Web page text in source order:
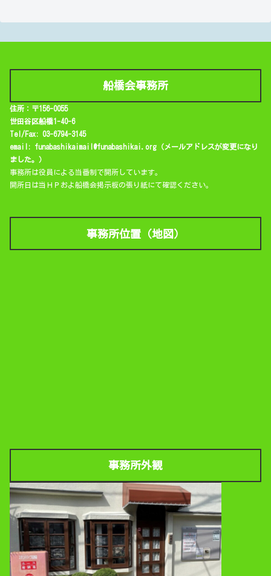
船橋会事務所
住所：〒156-0055
世田谷区船橋1-40-6
Tel/Fax: 03-6794-3145
email: funabashikaimail@funabashikai.org（メールアドレスが変更になり
ました。）
事務所は役員による当番制で開所しています。
開所日は当ＨＰおよ船橋会掲示板の張り紙にて確認ください。
事務所位置（地図）
事務所外観